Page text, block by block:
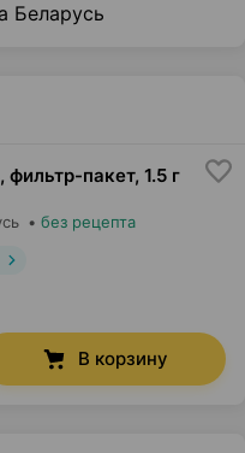
Беларусь
фильтр-пакет, 1.5 г
• без рецепта
В корзину